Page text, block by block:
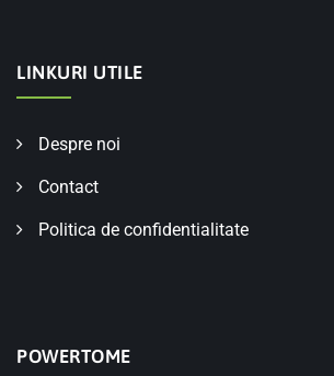
LINKURI UTILE
Despre noi
Contact
Politica de confidentialitate
POWERTOME